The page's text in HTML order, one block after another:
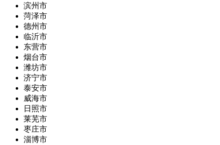
滨州市
菏泽市
德州市
临沂市
东营市
烟台市
潍坊市
济宁市
泰安市
威海市
日照市
莱芜市
枣庄市
淄博市